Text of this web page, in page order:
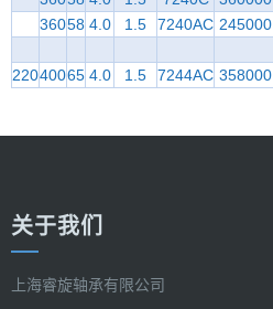
36058 4.0 1.5 7240AC 245000
22040065 4.0 1.5 7244AC 358000
关于我们
上海睿旋轴承有限公司